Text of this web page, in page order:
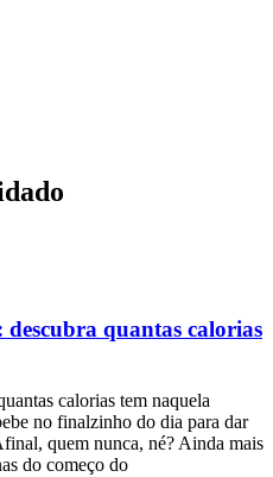
quantas calorias
calorias tem naquela
no finalzinho do dia para dar
quem nunca, né? Ainda mais
do começo do